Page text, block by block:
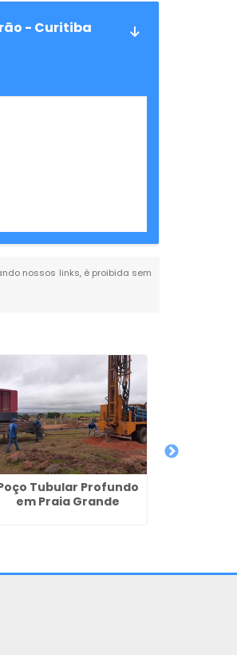
- Curitiba
nossos links, é proibida sem
Tubular Profundo
em Praia Grande